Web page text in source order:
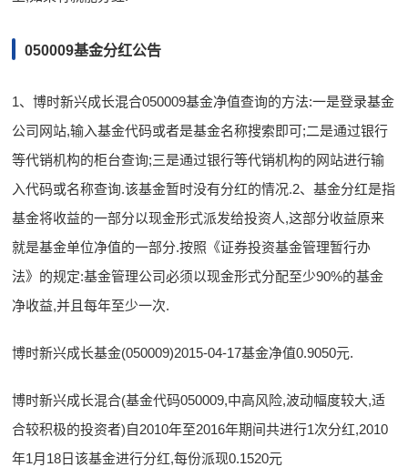
050009基金分红公告
1、博时新兴成长混合050009基金净值查询的方法:一是登录基金
公司网站,输入基金代码或者是基金名称搜索即可;二是通过银行
等代销机构的柜台查询;三是通过银行等代销机构的网站进行输
入代码或名称查询.该基金暂时没有分红的情况.2、基金分红是指
基金将收益的一部分以现金形式派发给投资人,这部分收益原来
就是基金单位净值的一部分.按照《证券投资基金管理暂行办
法》的规定:基金管理公司必须以现金形式分配至少90%的基金
净收益,并且每年至少一次.
博时新兴成长基金(050009)2015-04-17基金净值0.9050元.
博时新兴成长混合(基金代码050009,中高风险,波动幅度较大,适
合较积极的投资者)自2010年至2016年期间共进行1次分红,2010
年1月18日该基金进行分红,每份派现0.1520元